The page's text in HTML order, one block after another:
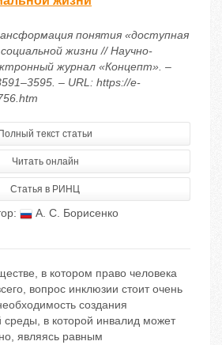
понятия «доступная
жизни // Научно-
журнал «Концепт». –
– URL: https://e-
Полный текст статьи
Читать онлайн
Статья в РИНЦ
А. С. Борисенко
в котором право человека
вопрос инклюзии стоит очень
создания
среды, в которой инвалид может
являясь равным